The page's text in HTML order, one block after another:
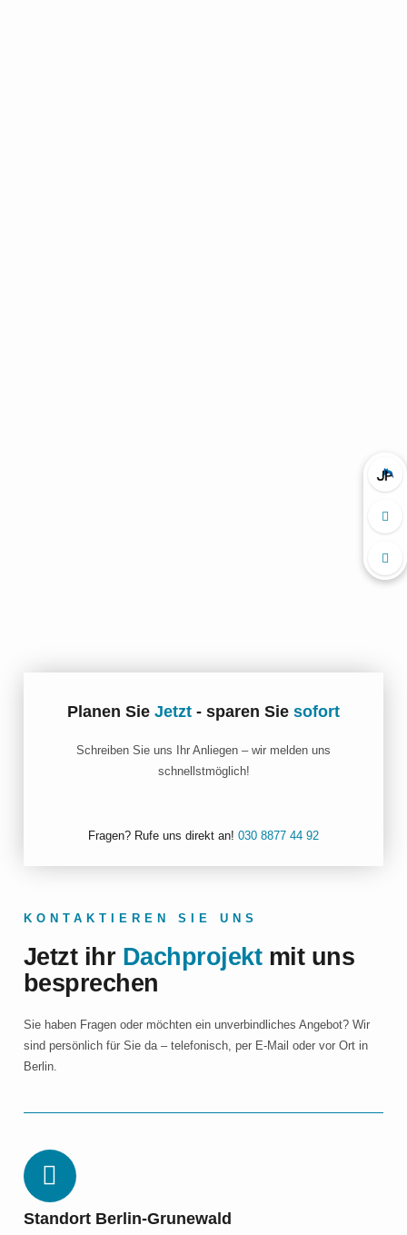
KONTAKTIEREN SIE UNS
Jetzt ihr Dachprojektmit uns
besprechen
Sie haben Fragen oder möchten ein unverbindliches Angebot? Wir
sind persönlich für Sie da – telefonisch, per E‑Mail oder vor Ort in
Berlin.
Standort Berlin-Grunewald
Planen Sie Jetzt - sparen Sie sofort
Schreiben Sie uns Ihr Anliegen – wir melden uns
schnellstmöglich!
Fragen? Rufe uns direkt an! 030 8877 44 92